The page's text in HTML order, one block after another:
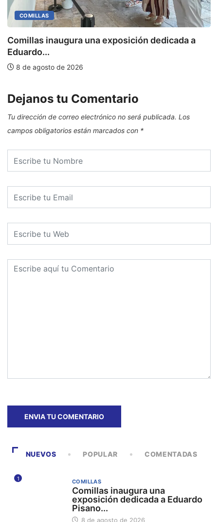
COMILLAS
Comillas inaugura una exposición dedicada a
Eduardo...
8 de agosto de 2026
Dejanos tu Comentario
Tu dirección de correo electrónico no será publicada. Los
campos obligatorios están marcados con *
NUEVOS POPULAR COMENTADAS
1 COMILLAS
Comillas inaugura una
exposición dedicada a Eduardo
Pisano...
8 de agosto de 2026